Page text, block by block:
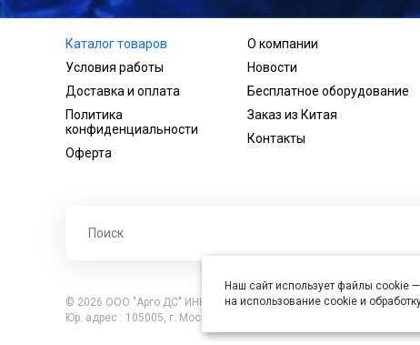
Каталог товаров
Условия работы
Доставка и оплата
Политика
конфиденциальности
Оферта
О компании
Новости
Бесплатное оборудование
Заказ из Китая
Контакты
© 2026 ООО "Арго ДС" ИНН 7701121430 ОГРН 1027739360417, Все
Юр. адрес : 105005, г. Москва, ул. Бауманская, д.20, стр. 3
Наш сайт использует файлы cookie
на использование cookie и